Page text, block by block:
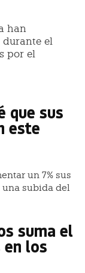
han
durante el
por el
que sus
este
un 7% sus
una subida del
suma el
en los